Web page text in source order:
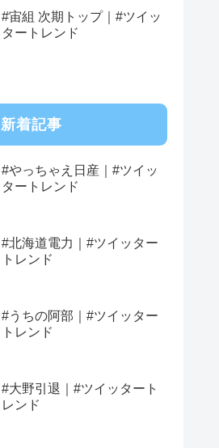
#宙組 次期トップ｜#ツイッ
タートレンド
新着記事
#やっちゃえ日産｜#ツイッ
タートレンド
#北海道電力｜#ツイッター
トレンド
#うちの阿部｜#ツイッター
トレンド
#大野引退｜#ツイッタート
レンド